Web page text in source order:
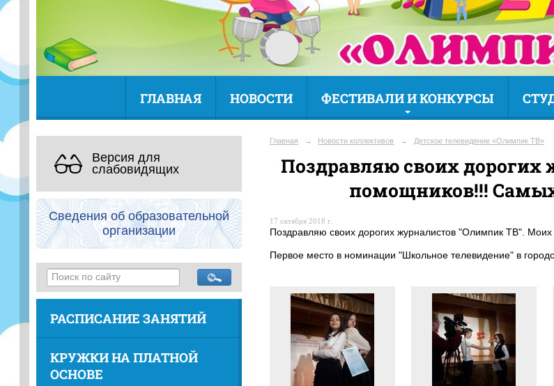
ГЛАВНАЯ НОВОСТИ ФЕСТИВАЛИ И КОНКУРСЫ
Версия для
слабовидящих
Сведения об образовательной
организации
РАСПИСАНИЕ ЗАНЯТИЙ
КРУЖКИ НА ПЛАТНОЙ
ОСНОВЕ
Главная → Новости коллективов → Детское телевидение «Олимпик ТВ»
Поздравляю своих
помощников!!!
17 октября 2018 г.
Поздравляю своих дорогих журналистов "Олимпик ТВ".
Первое место в номинации "Школьное телевидение" в